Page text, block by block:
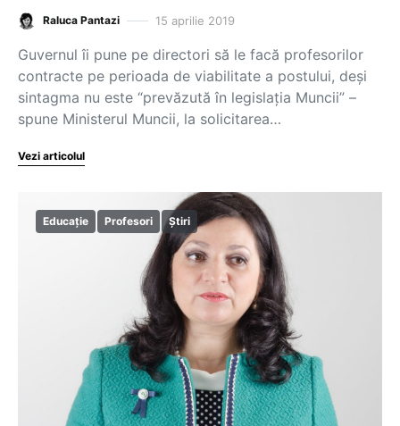
Raluca Pantazi 15 aprilie 2019
Guvernul îi pune pe directori să le facă profesorilor
contracte pe perioada de viabilitate a postului, deși
sintagma nu este “prevăzută în legislația Muncii” –
spune Ministerul Muncii, la solicitarea…
Vezi articolul
Educație Profesori Știri